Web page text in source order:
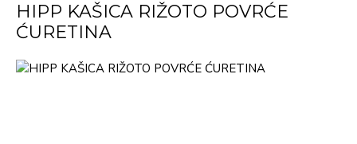
HIPP KAŠICA RIŽOTO POVRĆE
ĆURETINA